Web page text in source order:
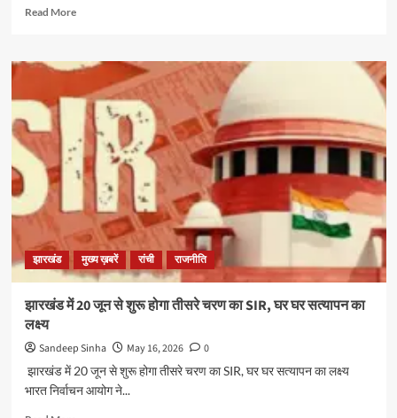
Read MoreRead
झारखंड
में
पुलिस
गश्त
भारी
सुस्ती,जवानो
की
कमी,कैसे
होगा
अपराध
नियंत्रण
झारखंड मुख्य ख़बरें रांची राजनीति
झारखंड में 20 जून से शुरू होगा तीसरे चरण का SIR, घर घर सत्यापन का
लक्ष्य
Sandeep Sinha May 16, 2026
0
झारखंड में 20 जून से शुरू होगा तीसरे चरण का SIR, घर घर सत्यापन का लक्ष्य
भारत निर्वाचन आयोग ने...